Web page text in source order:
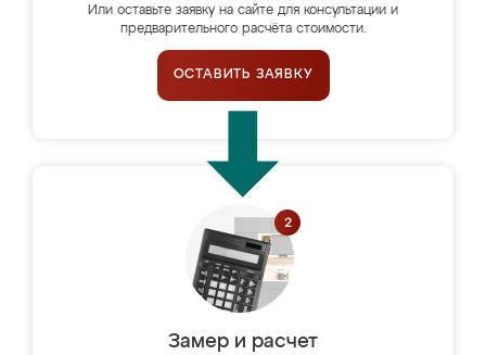
Или оставьте заявку на сайте для консультации и
предварительного расчёта стоимости.
ОСТАВИТЬ ЗАЯВКУ
Замер и расчет